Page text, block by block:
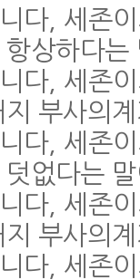
다, 세존
항상하다는
다, 세존
지 부사의
다, 세존
덧없다는
다, 세존
지 부사의
다, 세존